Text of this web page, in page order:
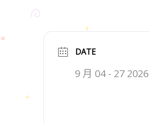
DATE
9 月 04 - 27 2026